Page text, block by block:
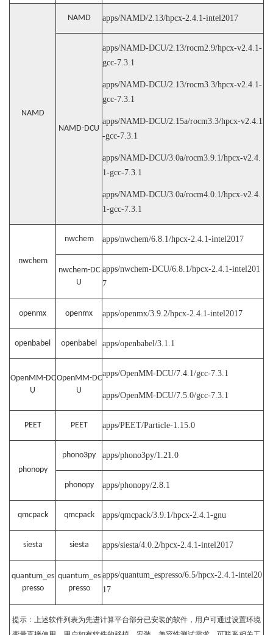
NAMD
NAMD apps/NAMD/2.13/hpcx-2.4.1-intel2017
NAMD-DCU
apps/NAMD-DCU/2.13/rocm2.9/hpcx-v2.4.1-
gcc-7.3.1
apps/NAMD-DCU/2.13/rocm3.3/hpcx-v2.4.1-
gcc-7.3.1
apps/NAMD-DCU/2.15a/rocm3.3/hpcx-v2.4.1
-gcc-7.3.1
apps/NAMD-DCU/3.0a/rocm3.9.1/hpcx-v2.4.
1-gcc-7.3.1
apps/NAMD-DCU/3.0a/rocm4.0.1/hpcx-v2.4.
1-gcc-7.3.1
nwchem
nwchem apps/nwchem/6.8.1/hpcx-2.4.1-intel2017
nwchem-DC
U
apps/nwchem-DCU/6.8.1/hpcx-2.4.1-intel201
7
openmx openmx apps/openmx/3.9.2/hpcx-2.4.1-intel2017
openbabel openbabel apps/openbabel/3.1.1
OpenMM-DC
U
OpenMM-DC
U
apps/OpenMM-DCU/7.4.1/gcc-7.3.1
apps/OpenMM-DCU/7.5.0/gcc-7.3.1
PEET PEET apps/PEET/Particle-1.15.0
phonopy
phono3py apps/phono3py/1.21.0
phonopy apps/phonopy/2.8.1
qmcpack qmcpack apps/qmcpack/3.9.1/hpcx-2.4.1-gnu
siesta siesta apps/siesta/4.0.2/hpcx-2.4.1-intel2017
quantum_es
presso
quantum_es
presso
apps/quantum_espresso/6.5/hpcx-2.4.1-intel20
17
提示：上述软件列表为先进计算平台部分已安装的软件，用户可通过设置环境